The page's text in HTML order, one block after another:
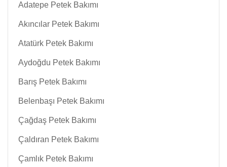
Adatepe Petek Bakımı
Akıncılar Petek Bakımı
Atatürk Petek Bakımı
Aydoğdu Petek Bakımı
Barış Petek Bakımı
Belenbaşı Petek Bakımı
Çağdaş Petek Bakımı
Çaldıran Petek Bakımı
Çamlık Petek Bakımı